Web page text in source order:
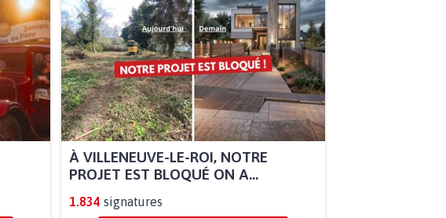
À VILLENEUVE-LE-ROI, NOTRE
PROJET EST BLOQUÉ ON A...
1.834 signatures